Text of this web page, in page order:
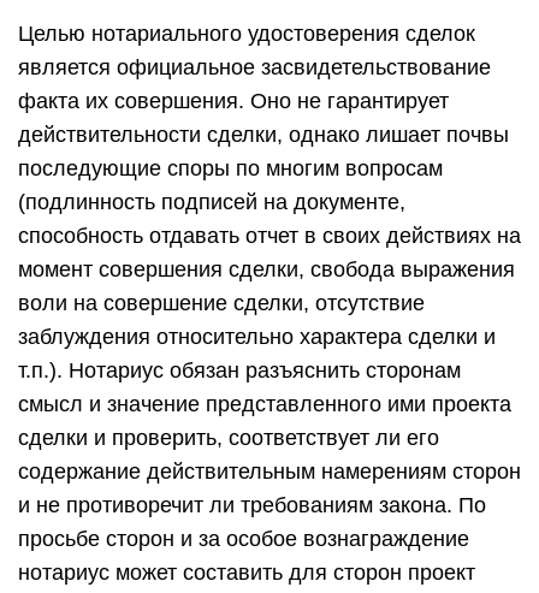
Целью нотариального удостоверения сделок
является официальное засвидетельствование
факта их совершения. Оно не гарантирует
действительности сделки, однако лишает почвы
последующие споры по многим вопросам
(подлинность подписей на документе,
способность отдавать отчет в своих действиях на
момент совершения сделки, свобода выражения
воли на совершение сделки, отсутствие
заблуждения относительно характера сделки и
т.п.). Нотариус обязан разъяснить сторонам
смысл и значение представленного ими проекта
сделки и проверить, соответствует ли его
содержание действительным намерениям сторон
и не противоречит ли требованиям закона. По
просьбе сторон и за особое вознаграждение
нотариус может составить для сторон проект